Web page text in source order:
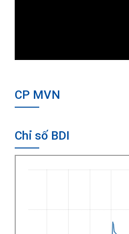
CP MVN
Chỉ số BDI